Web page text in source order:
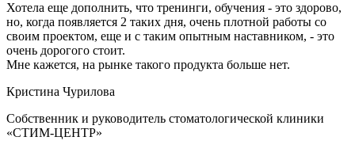
Хотела еще дополнить, что тренинги, обучения - это здорово,
но, когда появляется 2 таких дня, очень плотной работы со
своим проектом, еще и с таким опытным наставником, - это
очень дорогого стоит.
Мне кажется, на рынке такого продукта больше нет.
Кристина Чурилова
Собственник и руководитель стоматологической клиники
«СТИМ-ЦЕНТР»